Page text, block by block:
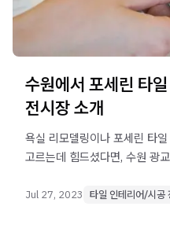
수원에서 포세린 타
전시장 소개
욕실 리모델링이나 포세린 타
고르는데 힘드셨다면, 수원 광
Jul 27, 2023 타일 인테리어/시공